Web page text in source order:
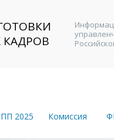
КАДРОВ
2025 Комиссия